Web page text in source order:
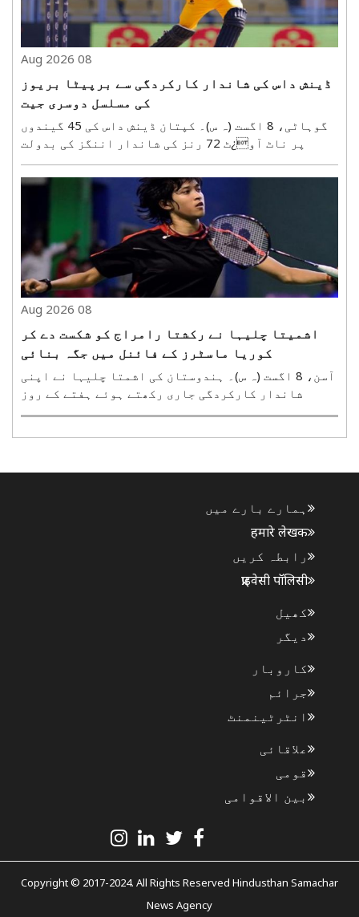
08 Aug 2026
ڈینش داس کی شاندار کارکردگی سے برپیٹا بریوز
کی مسلسل دوسری جیت
گوہاٹی، 8 اگست (ہ س)۔ کپتان ڈینش داس کی 45 گیندوں
پر ناٹ آو¿ٹ 72 رنز کی شاندار اننگز کی بدولت
برپیٹا بریوز نے امپیریل بلیو پیکیجڈ ڈرنکنگ واٹر
آسام پریمیئر لیگ میں ناگاو¿ں رینجرز کو 70 رنز
سے شکست دے کر مسلسل دوسری جیت درج کی۔ ٹورنامنٹ ..
08 Aug 2026
اشمیتا چلیہا نے رکشتا رامراج کو شکست دے کر
کوریا ماسٹرز کے فائنل میں جگہ بنائی
آسن، 8 اگست (ہ س)۔ ہندوستان کی اشمتا چلیہا نے اپنی
شاندار کارکردگی جاری رکھتے ہوئے ہفتے کے روز
کوریا ماسٹرز 2026 کے خواتین کے سنگلز فائنل میں
ہمارے بارے میں
हमारे लेखक
رابطہ کریں
प्राइवेसी पॉलिसी
کھیل
دیگر
کاروبار
جرائم
انٹرٹینمنٹ
علاقائی
قومی
بین الاقوامی
Copyright © 2017-2024. All Rights Reserved Hindusthan Samachar
News Agency